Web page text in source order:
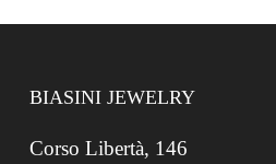
BIASINI JEWELRY
Corso Libertà, 146